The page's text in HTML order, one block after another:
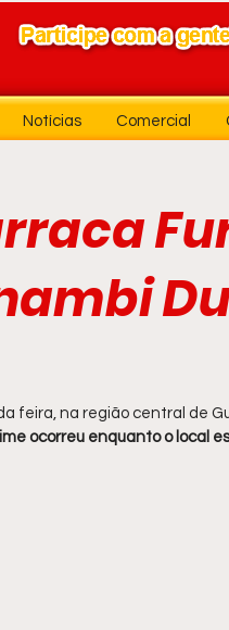
Notícias Comercial
feira, na região central de
ocorreu enquanto o local